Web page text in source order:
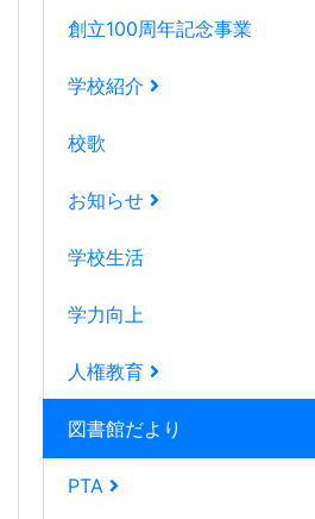
創立100周年記念事業
学校紹介
校歌
お知らせ
学校生活
学力向上
人権教育
図書館だより
PTA